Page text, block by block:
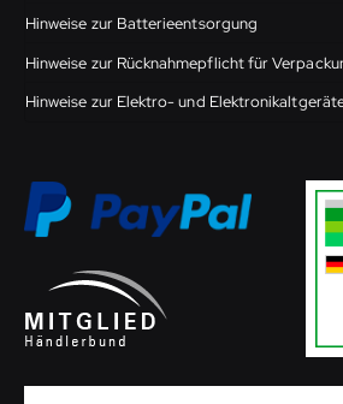
Hinweise zur Batterieentsorgung
Hinweise zur Rücknahmepflicht für
Hinweise zur Elektro- und